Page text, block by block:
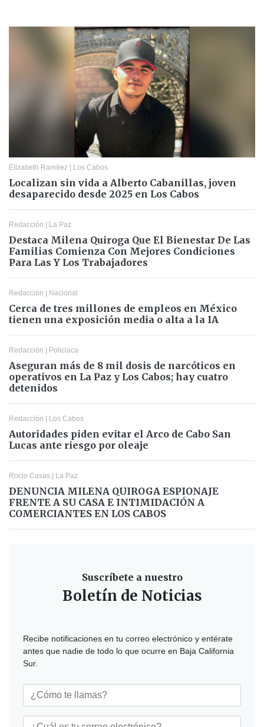
Elizabeth Ramírez | Los Cabos
Localizan sin vida a Alberto Cabanillas, joven
desaparecido desde 2025 en Los Cabos
Redacción | La Paz
Destaca Milena Quiroga Que El Bienestar De Las
Familias Comienza Con Mejores Condiciones
Para Las Y Los Trabajadores
Redacción | Nacional
Cerca de tres millones de empleos en México
tienen una exposición media o alta a la IA
Redacción | Policiaca
Aseguran más de 8 mil dosis de narcóticos en
operativos en La Paz y Los Cabos; hay cuatro
detenidos
Redacción | Los Cabos
Autoridades piden evitar el Arco de Cabo San
Lucas ante riesgo por oleaje
Rocio Casas | La Paz
DENUNCIA MILENA QUIROGA ESPIONAJE
FRENTE A SU CASA E INTIMIDACIÓN A
COMERCIANTES EN LOS CABOS
Suscríbete a nuestro
Boletín de Noticias
Recibe notificaciones en tu correo electrónico y entérate
antes que nadie de todo lo que ocurre en Baja California
Sur.